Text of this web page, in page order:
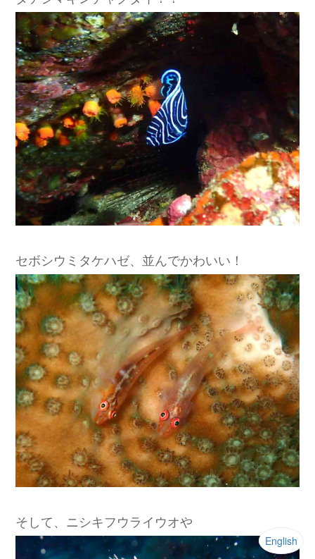
セボシウミタケハゼ、並んでかわいい！
そして、ニシキフウライウオや
English